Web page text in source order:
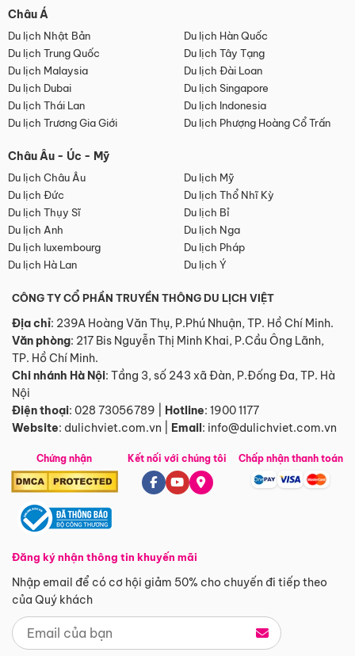
Châu Á
Du lịch Nhật Bản
Du lịch Hàn Quốc
Du lịch Trung Quốc
Du lịch Tây Tạng
Du lịch Malaysia
Du lịch Đài Loan
Du lịch Dubai
Du lịch Singapore
Du lịch Thái Lan
Du lịch Indonesia
Du lịch Trương Gia Giới
Du lịch Phượng Hoàng Cổ Trấn
Châu Âu - Úc - Mỹ
Du lịch Châu Âu
Du lịch Mỹ
Du lịch Đức
Du lịch Thổ Nhĩ Kỳ
Du lịch Thụy Sĩ
Du lịch Bỉ
Du lịch Anh
Du lịch Nga
Du lịch luxembourg
Du lịch Pháp
Du lịch Hà Lan
Du lịch Ý
CÔNG TY CỔ PHẦN TRUYỀN THÔNG DU LỊCH VIỆT
Địa chỉ: 239A Hoàng Văn Thụ, P.Phú Nhuận, TP. Hồ Chí Minh.
Văn phòng: 217 Bis Nguyễn Thị Minh Khai, P.Cầu Ông Lãnh,
TP. Hồ Chí Minh.
Chi nhánh Hà Nội: Tầng 3, số 243 xã Đàn, P.Đống Đa, TP. Hà
Nội
Điện thoại: 028 73056789 Hotline: 1900 1177
Website: dulichviet.com.vn Email: info@dulichviet.com.vn
Chứng nhận
Đăng ký nhận thông tin khuyến mãi
Nhập email để có cơ hội giảm 50% cho chuyến đi tiếp theo
của Quý khách
Kết nối với chúng tôi Chấp nhận thanh toán